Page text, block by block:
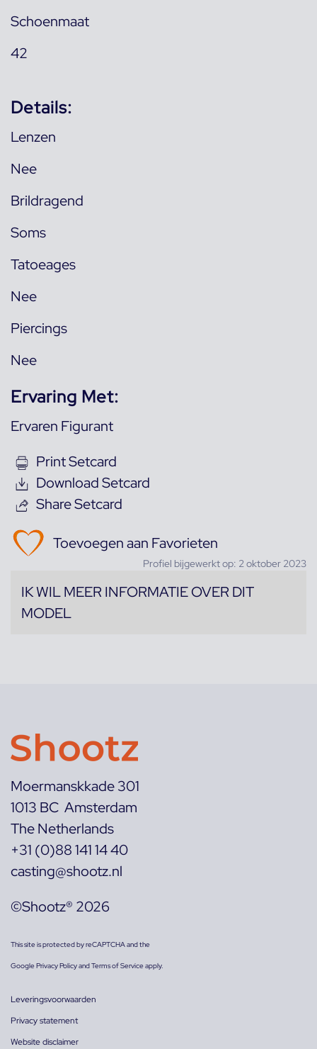
Schoenmaat
42
Details:
Lenzen
Nee
Brildragend
Soms
Tatoeages
Nee
Piercings
Nee
Ervaring Met:
Ervaren Figurant
Print Setcard
Download Setcard
Share Setcard
Toevoegen aan Favorieten
Profiel bijgewerkt op: 2 oktober 2023
IK WIL MEER INFORMATIE OVER DIT
MODEL
Moermanskkade 301
1013 BC Amsterdam
The Netherlands
+31 (0)88 141 14 40
casting@shootz.nl
©Shootz® 2026
This site is protected by reCAPTCHA and the
GooglePrivacy PolicyandTerms of Serviceapply.
Leveringsvoorwaarden
Privacy statement
Website disclaimer